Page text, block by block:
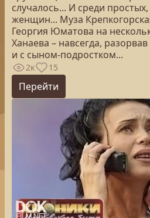
случалось... И среди
женщин... Муза
Георгия Юматова на
Ханаева – навсегда,
и с сыном-подростком...
2к 15
Перейти